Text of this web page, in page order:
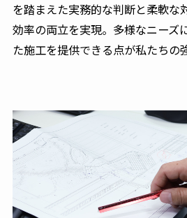
を踏まえた実務的な判断と柔軟な
効率の両立を実現。多様なニーズ
た施工を提供できる点が私たちの